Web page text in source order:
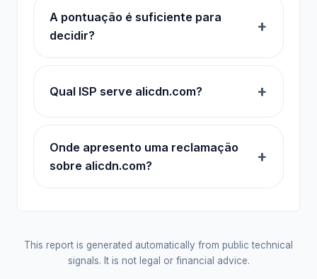
A pontuação é suficiente para
decidir?
Qual ISP serve alicdn.com?
Onde apresento uma reclamação
sobre alicdn.com?
This report is generated automatically from public technical
signals. It is not legal or financial advice.